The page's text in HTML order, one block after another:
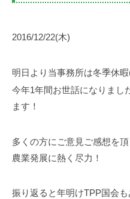
佐
宏
所
2016/12/22(木)
明日より当事務所は冬季休
今年1年間お世話になりまし
ます！
多くの方にご意見ご感想を
農業発展に熱く尽力！
振り返ると年明けTPP国会